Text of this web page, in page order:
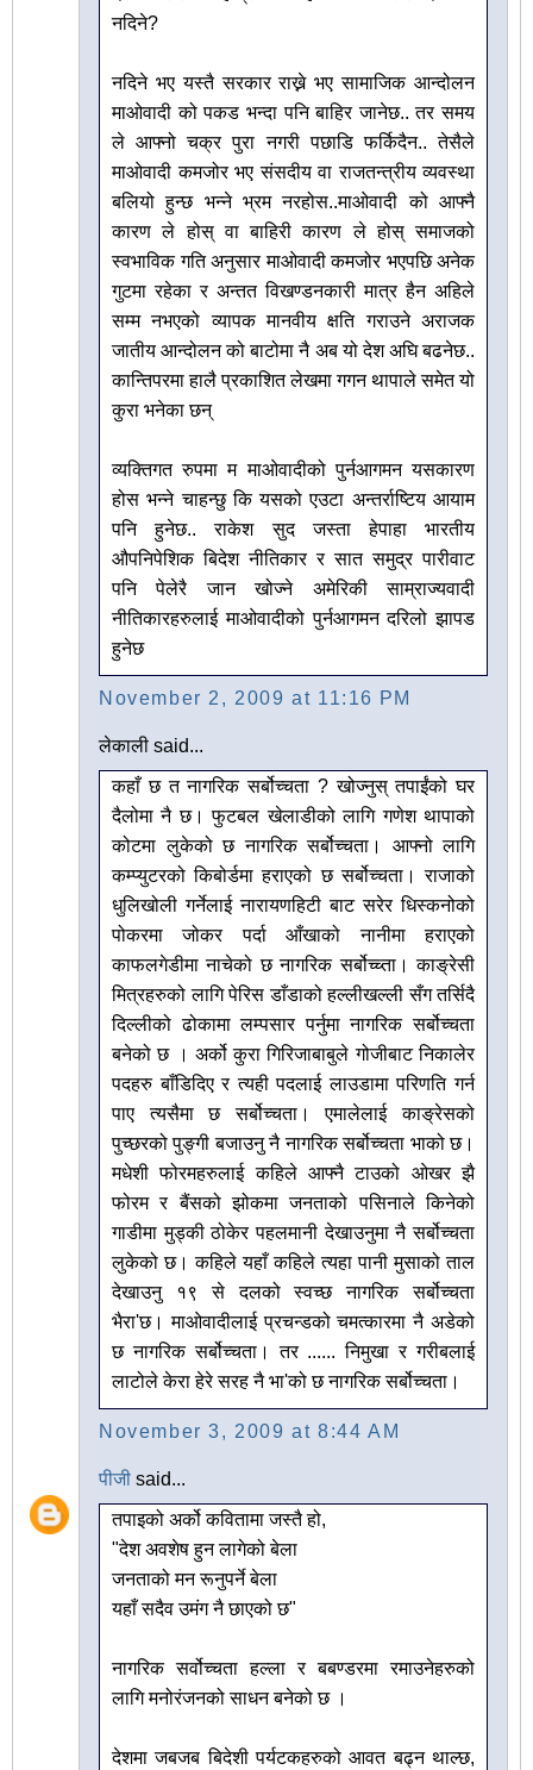
नदिने?
नदिने भए यस्तै सरकार राख्ने भए सामाजिक आन्दोलन
माओवादी को पकड भन्दा पनि बाहिर जानेछ.. तर समय
ले आफ्नो चक्र पुरा नगरी पछाडि फर्किदैन.. तेसैले
माओवादी कमजोर भए संसदीय वा राजतन्त्रीय व्यवस्था
बलियो हुन्छ भन्ने भ्रम नरहोस..माओवादी को आफ्नै
कारण ले होस् वा बाहिरी कारण ले होस् समाजको
स्वभाविक गति अनुसार माओवादी कमजोर भएपछि अनेक
गुटमा रहेका र अन्तत विखण्डनकारी मात्र हैन अहिले
सम्म नभएको व्यापक मानवीय क्षति गराउने अराजक
जातीय आन्दोलन को बाटोमा नै अब यो देश अघि बढनेछ..
कान्तिपरमा हालै प्रकाशित लेखमा गगन थापाले समेत यो
कुरा भनेका छन्
व्यक्तिगत रुपमा म माओवादीको पुर्नआगमन यसकारण
होस भन्ने चाहन्छु कि यसको एउटा अन्तर्राष्टिय आयाम
पनि हुनेछ.. राकेश सुद जस्ता हेपाहा भारतीय
औपनिपेशिक बिदेश नीतिकार र सात समुद्र पारीवाट
पनि पेलेरै जान खोज्ने अमेरिकी साम्राज्यवादी
नीतिकारहरुलाई माओवादीको पुर्नआगमन दरिलो झापड
हुनेछ
November 2, 2009 at 11:16 PM
लेकाली said...
कहाँ छ त नागरिक सर्बोच्चता ? खोज्नुस् तपाईंको घर
दैलोमा नै छ। फुटबल खेलाडीको लागि गणेश थापाको
कोटमा लुकेको छ नागरिक सर्बोच्चता। आफ्नो लागि
कम्प्युटरको किबोर्डमा हराएको छ सर्बोच्चता। राजाको
धुलिखोली गर्नेलाई नारायणहिटी बाट सरेर धिस्कनोको
पोकरमा जोकर पर्दा आँखाको नानीमा हराएको
काफलगेडीमा नाचेको छ नागरिक सर्बोच्च्ता। काङ्रेसी
मित्रहरुको लागि पेरिस डाँडाको हल्लीखल्ली सँग तर्सिदै
दिल्लीको ढोकामा लम्पसार पर्नुमा नागरिक सर्बोच्चता
बनेको छ । अर्को कुरा गिरिजाबाबुले गोजीबाट निकालेर
पदहरु बाँडिदिए र त्यही पदलाई लाउडामा परिणति गर्न
पाए त्यसैमा छ सर्बोच्चता। एमालेलाई काङ्रेसको
पुच्छरको पुङ्गी बजाउनु नै नागरिक सर्बोच्चता भाको छ।
मधेशी फोरमहरुलाई कहिले आफ्नै टाउको ओखर झै
फोरम र बैंसको झोकमा जनताको पसिनाले किनेको
गाडीमा मुड्की ठोकेर पहलमानी देखाउनुमा नै सर्बोच्चता
लुकेको छ। कहिले यहाँ कहिले त्यहा पानी मुसाको ताल
देखाउनु १९ से दलको स्वच्छ नागरिक सर्बोच्चता
भैरा'छ। माओवादीलाई प्रचन्डको चमत्कारमा नै अडेको
छ नागरिक सर्बोच्चता। तर ...... निमुखा र गरीबलाई
लाटोले केरा हेरे सरह नै भा'को छ नागरिक सर्बोच्चता।
November 3, 2009 at 8:44 AM
पीजी said...
तपाइको अर्को कवितामा जस्तै हो,
"देश अवशेष हुन लागेको बेला
जनताको मन रूनुपर्ने बेला
यहाँ सदैव उमंग नै छाएको छ"
नागरिक सर्वोच्चता हल्ला र बबण्डरमा रमाउनेहरुको
लागि मनोरंजनको साधन बनेको छ ।
देशमा जबजब बिदेशी पर्यटकहरुको आवत बढ्न थाल्छ,